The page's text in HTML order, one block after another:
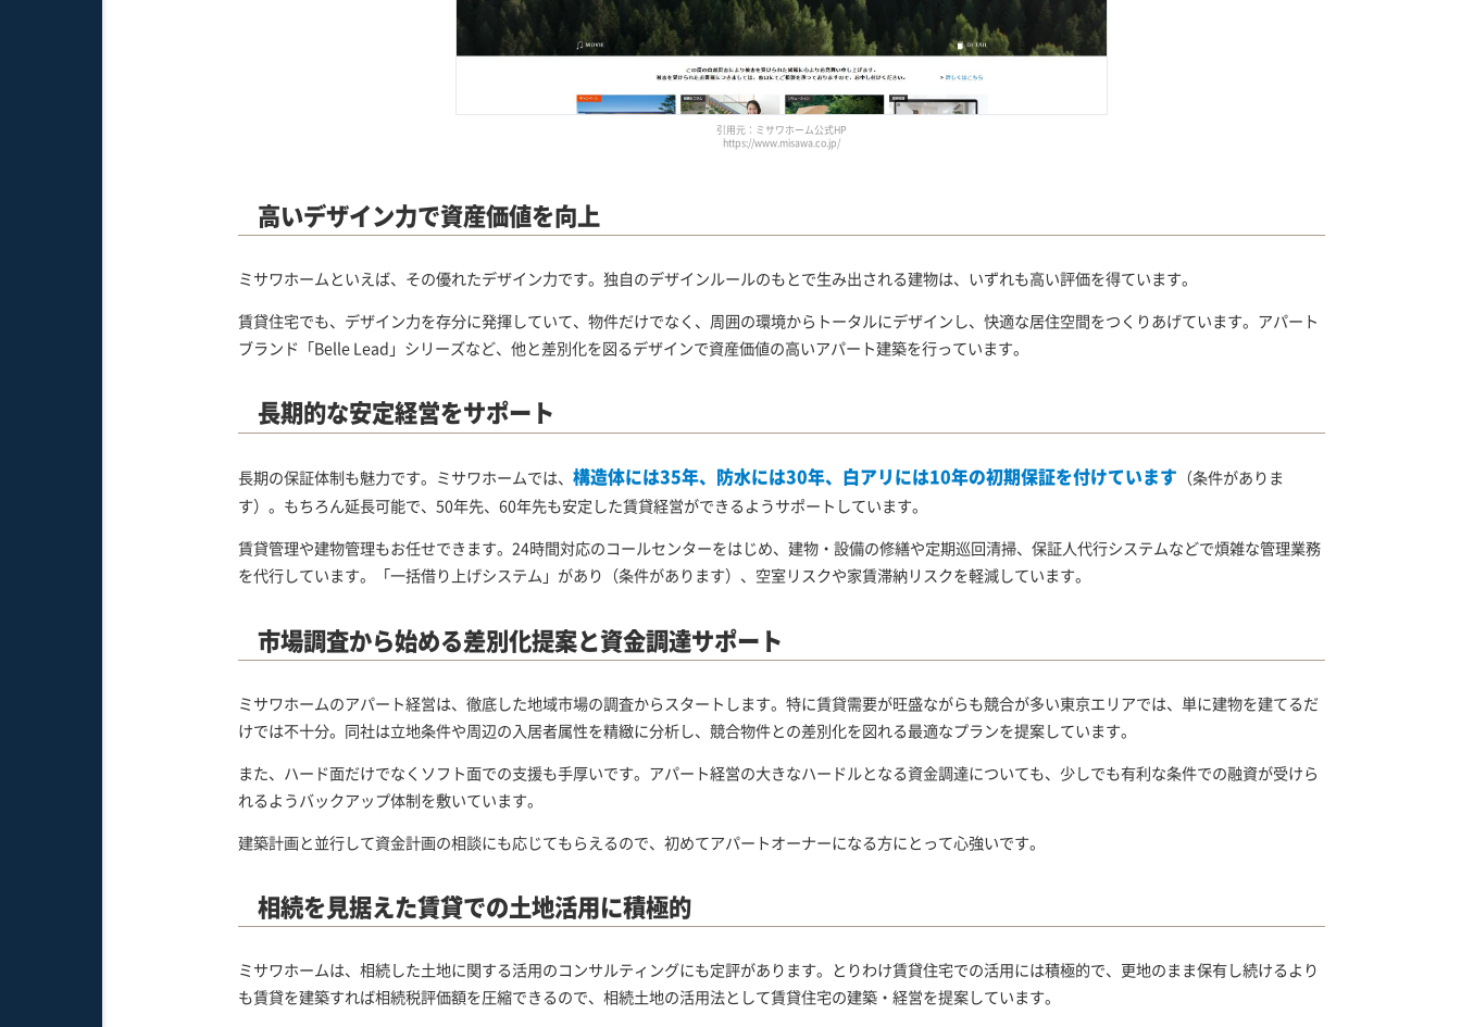
引用元：ミサワホーム公式HP
https://www.misawa.co.jp/
高いデザイン力で資産価値を向上
ミサワホームといえば、その優れたデザイン力です。独自のデザインルールのもとで生み出される建物は、いずれも高い評価を得ています。
賃貸住宅でも、デザイン力を存分に発揮していて、物件だけでなく、周囲の環境からトータルにデザインし、快適な居住空間をつくりあげています。アパート
ブランド「Belle Lead」シリーズなど、他と差別化を図るデザインで資産価値の高いアパート建築を行っています。
長期的な安定経営をサポート
長期の保証体制も魅力です。ミサワホームでは、 構造体には35年、防水には30年、白アリには10年の初期保証を付けています （条件がありま
す）。もちろん延長可能で、50年先、60年先も安定した賃貸経営ができるようサポートしています。
賃貸管理や建物管理もお任せできます。24時間対応のコールセンターをはじめ、建物・設備の修繕や定期巡回清掃、保証人代行システムなどで煩雑な管理業務
を代行しています。「一括借り上げシステム」があり（条件があります）、空室リスクや家賃滞納リスクを軽減しています。
市場調査から始める差別化提案と資金調達サポート
ミサワホームのアパート経営は、徹底した地域市場の調査からスタートします。特に賃貸需要が旺盛ながらも競合が多い東京エリアでは、単に建物を建てるだ
けでは不十分。同社は立地条件や周辺の入居者属性を精緻に分析し、競合物件との差別化を図れる最適なプランを提案しています。
また、ハード面だけでなくソフト面での支援も手厚いです。アパート経営の大きなハードルとなる資金調達についても、少しでも有利な条件での融資が受けら
れるようバックアップ体制を敷いています。
建築計画と並行して資金計画の相談にも応じてもらえるので、初めてアパートオーナーになる方にとって心強いです。
相続を見据えた賃貸での土地活用に積極的
ミサワホームは、相続した土地に関する活用のコンサルティングにも定評があります。とりわけ賃貸住宅での活用には積極的で、更地のまま保有し続けるより
も賃貸を建築すれば相続税評価額を圧縮できるので、相続土地の活用法として賃貸住宅の建築・経営を提案しています。